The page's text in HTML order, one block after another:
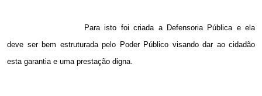
Para isto foi criada a Defensoria Pública e ela
deve ser bem estruturada pelo Poder Público visando dar ao cidadão
esta garantia e uma prestação digna.